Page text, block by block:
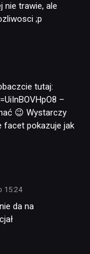
nie trawie, ale
;p
tutaj:
–
😉 Wystarczy
facet pokazuje jak
15:24
da na